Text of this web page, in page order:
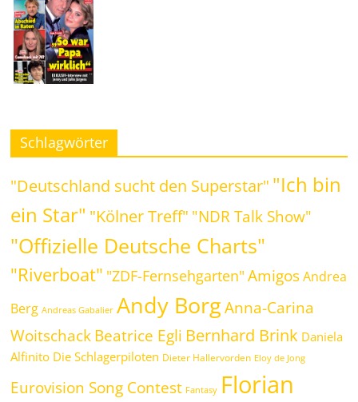
Schlagwörter
"Deutschland sucht den Superstar" "Ich bin
ein Star" "Kölner Treff" "NDR Talk Show"
"Offizielle Deutsche Charts"
"Riverboat" "ZDF-Fernsehgarten" Amigos Andrea
Berg Andreas Gabalier Andy Borg Anna-Carina
WoitschackBeatrice Egli Bernhard Brink Daniela
Alfinito Die Schlagerpiloten Dieter Hallervorden Eloy de Jong
Eurovision Song Contest Fantasy Florian